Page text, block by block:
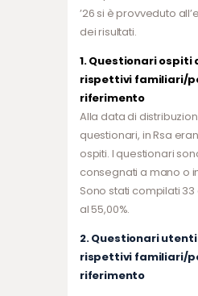
’26 si è provveduto
dei risultati.
1. Questionari ospiti
rispettivi familiari/
riferimento
Alla data di
questionari, in Rsa
ospiti. I questionari
consegnati a mano o
Sono stati compilati
al 55,00%.
2. Questionari utenti
rispettivi familiari/
riferimento